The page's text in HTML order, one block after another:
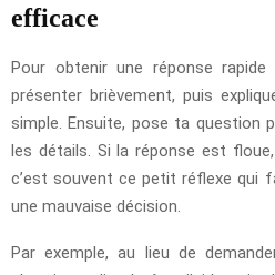
efficace
Pour obtenir une réponse
présenter brièvement, puis
simple. Ensuite, pose ta question
les détails. Si la réponse est
c’est souvent ce petit réflexe qui
une mauvaise décision.
Par exemple, au lieu de